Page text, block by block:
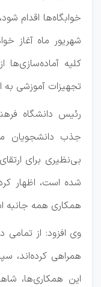
خوابگاه‌ها اقدام
شهریور ماه آغاز
کلیه
تجهیزات آموزشی به
رئیس دانشگاه
بی‌نظیری برای
شده است، اظهار
همکاری همه جانبه
وی افزود: از تمامی
همراهی کرده‌اند،
این همکاری‌ها،